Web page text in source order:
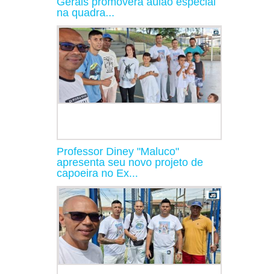
na quadra...
Professor Diney "Maluco"
apresenta seu novo projeto de
capoeira no Ex...